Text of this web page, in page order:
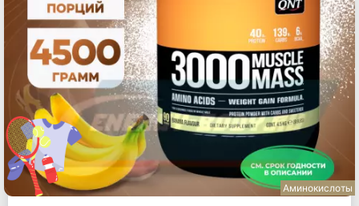
Аминокислоты